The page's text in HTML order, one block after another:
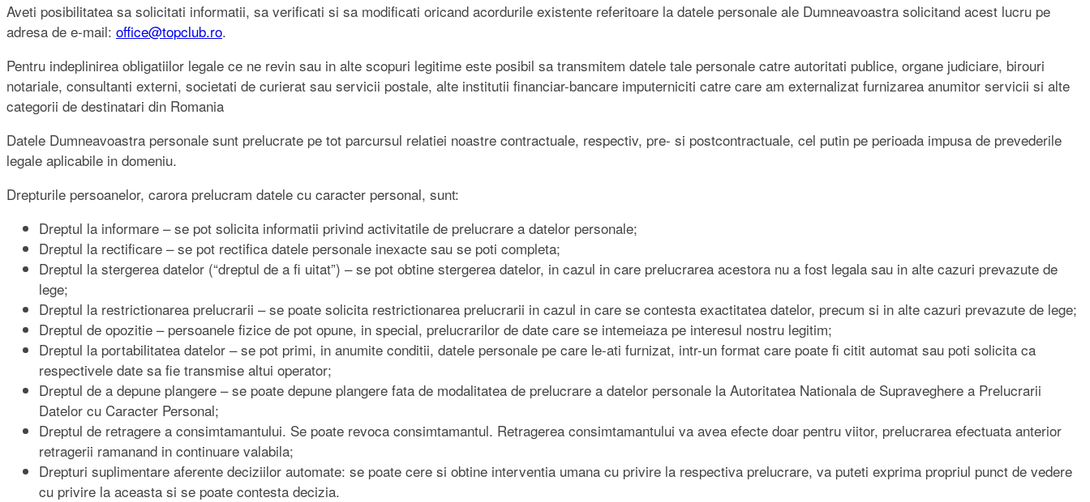
Aveti posibilitatea sa solicitati informatii, sa verificati si sa modificati oricand acordurile existente referitoare la datele personale ale Dumneavoastra solicitand acest lucru pe
adresa de e-mail: office@topclub.ro.
Pentru indeplinirea obligatiilor legale ce ne revin sau in alte scopuri legitime este posibil sa transmitem datele tale personale catre autoritati publice, organe judiciare, birouri
notariale, consultanti externi, societati de curierat sau servicii postale, alte institutii financiar-bancare imputerniciti catre care am externalizat furnizarea anumitor servicii si alte
categorii de destinatari din Romania
Datele Dumneavoastra personale sunt prelucrate pe tot parcursul relatiei noastre contractuale, respectiv, pre- si postcontractuale, cel putin pe perioada impusa de prevederile
legale aplicabile in domeniu.
Drepturile persoanelor, carora prelucram datele cu caracter personal, sunt:
Dreptul la informare – se pot solicita informatii privind activitatile de prelucrare a datelor personale;
Dreptul la rectificare – se pot rectifica datele personale inexacte sau se poti completa;
Dreptul la stergerea datelor (“dreptul de a fi uitat”) – se pot obtine stergerea datelor, in cazul in care prelucrarea acestora nu a fost legala sau in alte cazuri prevazute de
lege;
Dreptul la restrictionarea prelucrarii – se poate solicita restrictionarea prelucrarii in cazul in care se contesta exactitatea datelor, precum si in alte cazuri prevazute de lege;
Dreptul de opozitie – persoanele fizice de pot opune, in special, prelucrarilor de date care se intemeiaza pe interesul nostru legitim;
Dreptul la portabilitatea datelor – se pot primi, in anumite conditii, datele personale pe care le-ati furnizat, intr-un format care poate fi citit automat sau poti solicita ca
respectivele date sa fie transmise altui operator;
Dreptul de a depune plangere – se poate depune plangere fata de modalitatea de prelucrare a datelor personale la Autoritatea Nationala de Supraveghere a Prelucrarii
Datelor cu Caracter Personal;
Dreptul de retragere a consimtamantului. Se poate revoca consimtamantul. Retragerea consimtamantului va avea efecte doar pentru viitor, prelucrarea efectuata anterior
retragerii ramanand in continuare valabila;
Drepturi suplimentare aferente deciziilor automate: se poate cere si obtine interventia umana cu privire la respectiva prelucrare, va puteti exprima propriul punct de vedere
cu privire la aceasta si se poate contesta decizia.